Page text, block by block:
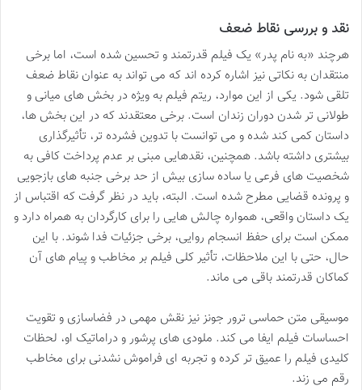
نقد و بررسی نقاط ضعف
هرچند «به نام پدر» یک فیلم قدرتمند و تحسین شده است، اما برخی
منتقدان به نکاتی نیز اشاره کرده اند که می تواند به عنوان نقاط ضعف
تلقی شود. یکی از این موارد، ریتم فیلم به ویژه در بخش های میانی و
طولانی تر شدن دوران زندان است. برخی معتقدند که در این بخش ها،
داستان کمی کند شده و می توانست با تدوین فشرده تر، تأثیرگذاری
بیشتری داشته باشد. همچنین، نقدهایی مبنی بر عدم پرداخت کافی به
شخصیت های فرعی یا ساده سازی بیش از حد برخی جنبه های بازجویی
و پرونده قضایی مطرح شده است. البته، باید در نظر گرفت که اقتباس از
یک داستان واقعی، همواره چالش هایی را برای کارگردان به همراه دارد و
ممکن است برای حفظ انسجام روایی، برخی جزئیات فدا شوند. با این
حال، حتی با این ملاحظات، تأثیر کلی فیلم بر مخاطب و پیام های آن
کماکان قدرتمند باقی می ماند.
موسیقی متن حماسی ترور جونز نیز نقش مهمی در فضاسازی و تقویت
احساسات فیلم ایفا می کند. ملودی های پرشور و دراماتیک او، لحظات
کلیدی فیلم را عمیق تر کرده و تجربه ای فراموش نشدنی برای مخاطب
رقم می زند.